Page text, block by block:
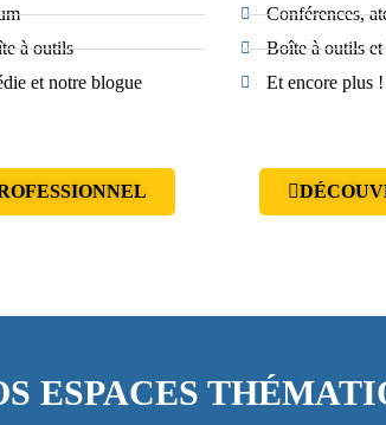
à outils
et notre blogue
Conférences,
Boîte à outils
Et encore plus !
ESPACES